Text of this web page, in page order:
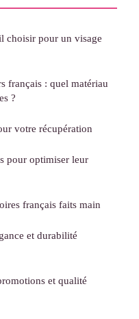
choisir pour un visage
français : quel matériau
?
votre récupération
pour optimiser leur
français faits main
et durabilité
et qualité